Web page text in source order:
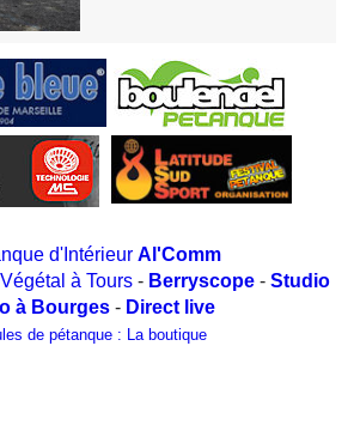
d'Intérieur Al'Comm
à Tours - Berryscope - Studio
à Bourges- Direct live
de pétanque : La boutique